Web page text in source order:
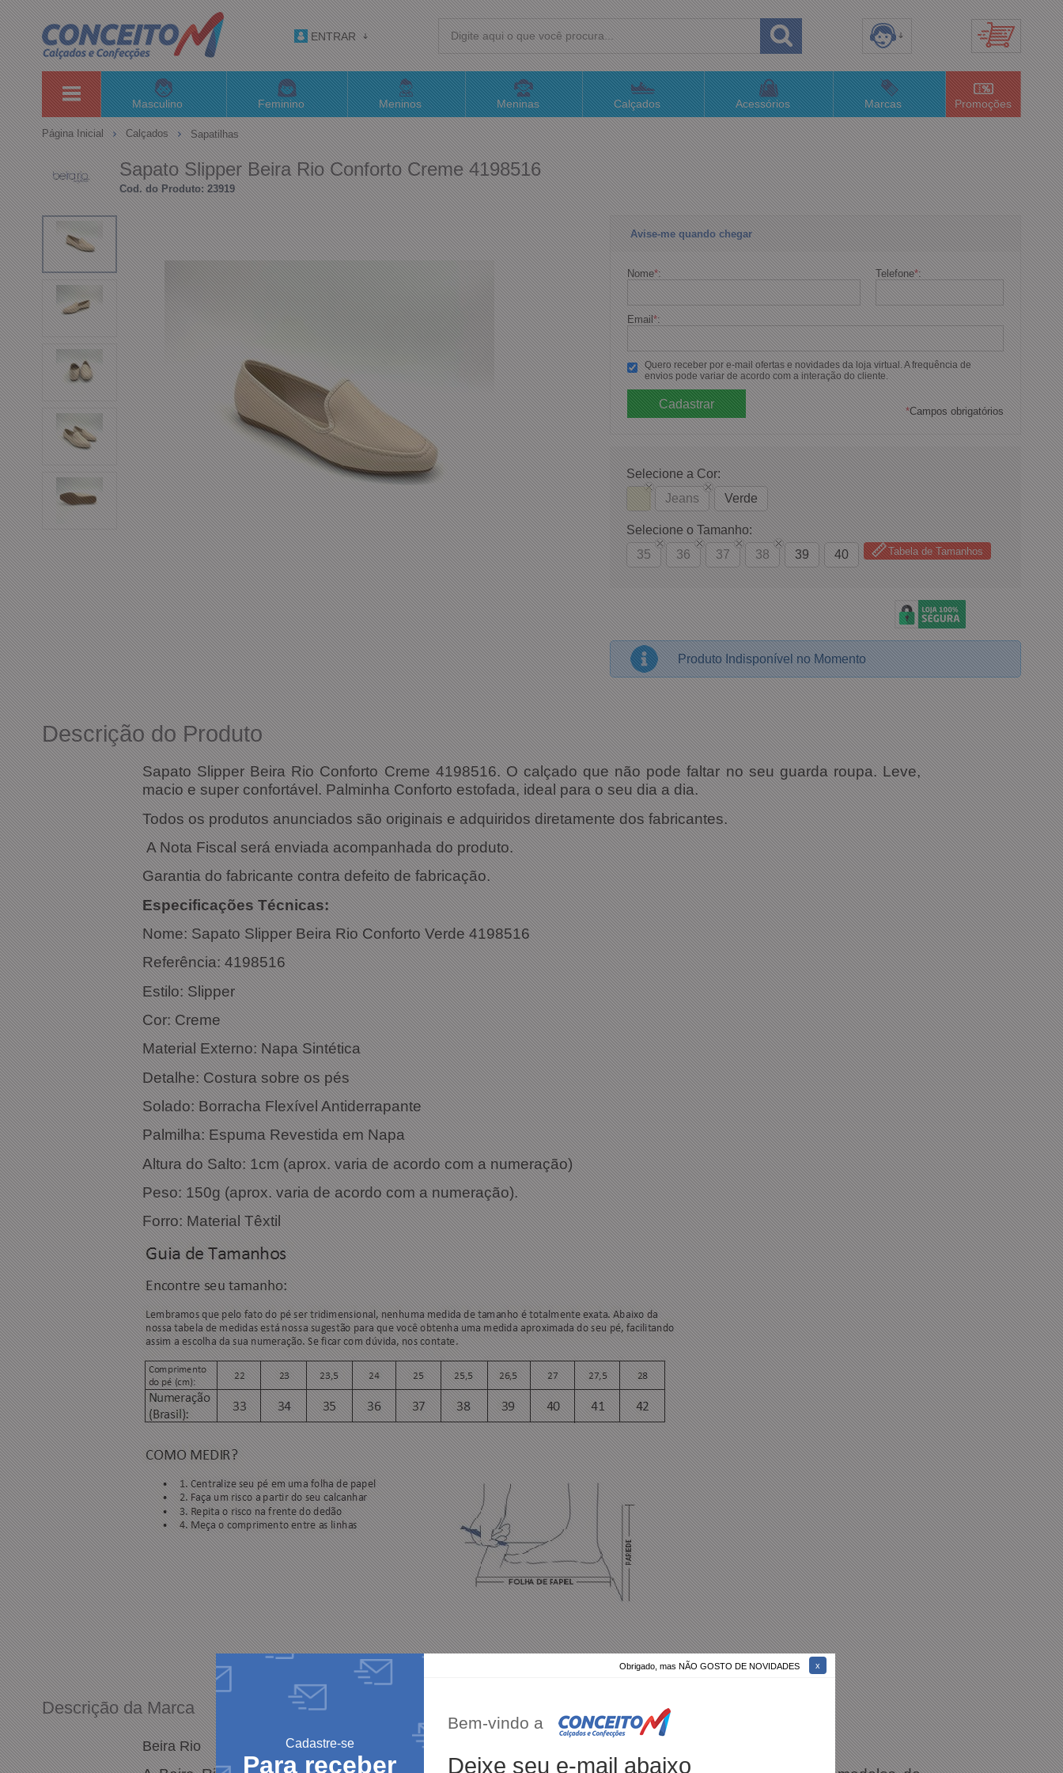
Obrigado, mas NÃO GOSTO DE NOVIDADES
Cadastre-se
Para receber
Bem-vindo a
Deixe seu e-mail abaixo
ENTRAR
(48) 3658-4820
(48)996063435
sac@lojaconceitom.com.br
Atendimento Online
Masculino Feminino Meninos Meninas Calçados Acessórios Marcas Promoções
Página Inicial Calçados Sapatilhas
Sapato Slipper Beira Rio Conforto Creme 4198516
Cod. do Produto: 23919
Avise-me quando chegar
Nome*: Telefone*:
Email*:
Quero receber por e-mail ofertas e novidades da loja virtual. A frequência de
envios pode variar de acordo com a interação do cliente.
*Campos obrigatórios
Selecione a Cor:
Jeans
Verde
Selecione o Tamanho:
35
36 37 38 39 40 Tabela de Tamanhos
Produto Indisponível no Momento
Descrição do Produto
Sapato Slipper Beira Rio Conforto Creme 4198516. O calçado que não pode faltar no seu guarda roupa. Leve,
macio e super confortável. Palminha Conforto estofada, ideal para o seu dia a dia.
Todos os produtos anunciados são originais e adquiridos diretamente dos fabricantes.
A Nota Fiscal será enviada acompanhada do produto.
Garantia do fabricante contra defeito de fabricação.
Especificações Técnicas:
Nome:Sapato Slipper Beira Rio Conforto Verde 4198516
Referência: 4198516
Estilo: Slipper
Cor: Creme
Material Externo: Napa Sintética
Detalhe: Costura sobre os pés
Solado: Borracha Flexível Antiderrapante
Palmilha: Espuma Revestida em Napa
Altura do Salto: 1cm (aprox. varia de acordo com a numeração)
Peso: 150g (aprox. varia de acordo com a numeração).
Forro: Material Têxtil
Descrição da Marca
Beira Rio